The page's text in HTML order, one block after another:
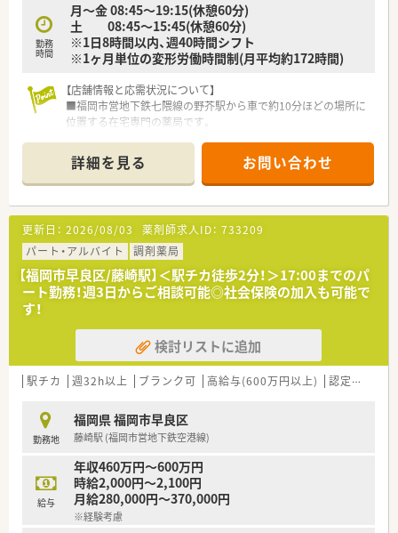
■薬剤師本来の対人業務である監査と服薬指導に専念できるた
め、専門性を存分に発揮できる点が魅力です。
勤務
時間
月～金 08:45～19:15(休憩60分)
土 08:45～15:45(休憩60分)
※1日8時間以内、週40時間シフト
※1ヶ月単位の変形労働時間制(月平均約172時間)
【店舗情報と応需状況について】
■福岡市営地下鉄七隈線の野芥駅から車で約10分ほどの場所に
位置する在宅専門の薬局です。
患者様の医療を支えています。
■薬剤師5名と医療事務6名が在籍し、チーム一丸となって質の
高い在宅医療サービスを提供します。
【募集背景と求める人物像について】
■高まる地域の在宅医療ニーズに応え、より手厚いケアを提供す
るための体制強化に伴う増員募集です。
■これからの超高齢化社会に不可欠な在宅医療の分野で、専門性
を高めたいという意欲のある方を求めます。
■調剤薬局での勤務経験がない方でも、新しいことに挑戦する意
【法人特徴について】
■東証グロース市場に上場し、在宅医療を主軸に福岡から関東ま
で事業を拡大している成長企業です。
ディングカンパニーとして走り続けています。
■現場の声を反映した自社開発の在宅業務専用システムで、薬剤
師の業務負担軽減を実現しています。
【こんな方にオススメ】
■今後ますます需要が高まる在宅医療の分野で、専門的なスキル
を身につけたいと考えている方におすすめです。
■ワークライフバランスを重視し、残業が少なく休日もしっかり
詳細を見る お問い合わせ
更新日： 2026/08/03 薬剤師求人ID： 733209
パート・アルバイト
調剤薬局
【福岡市早良区/藤崎駅】＜駅チカ徒歩2分！＞17:00までのパ
ート勤務！週3日からご相談可能◎社会保険の加入も可能で
す！
検討リストに追加
駅チカ 週32h以上 ブランク可 高給与(600万円以上) 認定薬剤師取得支援あり
勤務地
福岡県 福岡市早良区
藤崎駅 (福岡市営地下鉄空港線)
給与
年収460万円～600万円
時給2,000円～2,100円
月給280,000円～370,000円
※経験考慮